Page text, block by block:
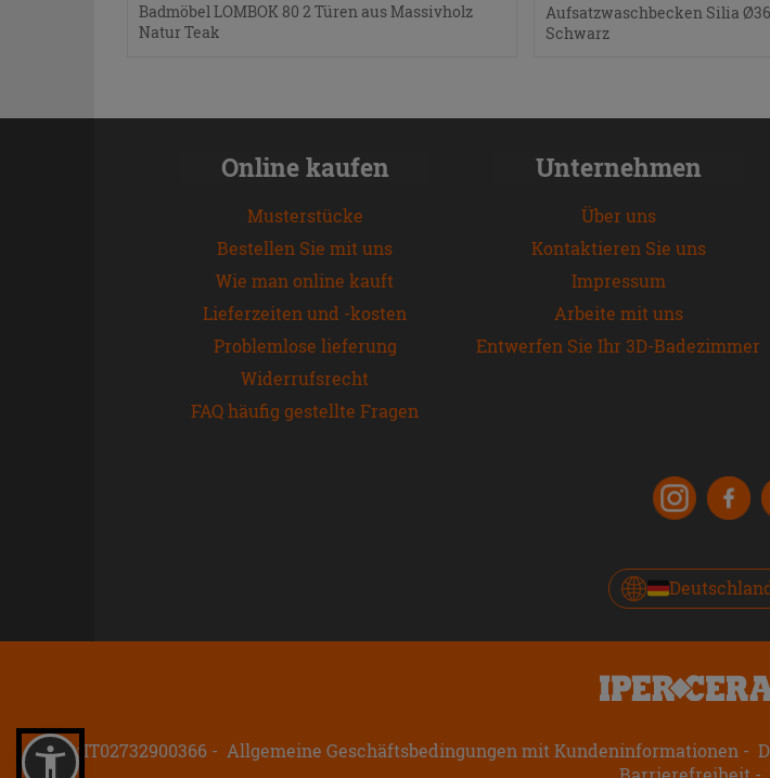
Badmöbel LOMBOK 80 2 Türen aus Massivholz
Natur Teak
Aufsatzwaschbecken Silia
Schwarz
Online kaufen
Musterstücke
Bestellen Sie mit uns
Wie man online kauft
Lieferzeiten und -kosten
Problemlose lieferung
Widerrufsrecht
FAQ häufig gestellte Fragen
Unternehmen
Über uns
Kontaktieren Sie uns
Impressum
Arbeite mit uns
Entwerfen Sie Ihr 3D-Badezimmer
P.IVA: IT02732900366 Allgemeine Geschäftsbedingungen mit Kundeninformationen